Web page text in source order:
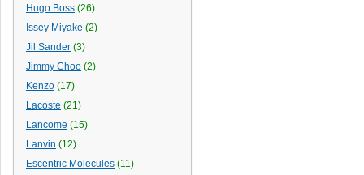
Elizabeth Arden
EM-MARIN
Emilio Pucci
Emper
ERA (4)
черн (1)
золото (1)
голубой
красн. (1)
син. (2)
100 шт.
пвх (4)
акрил
россия (10)
Hugo Boss (26)
Issey Miyake (2)
Jil Sander (3)
Jimmy Choo (2)
Kenzo (17)
Lacoste (21)
Lancome (15)
Lanvin (12)
Escentric Molecules (11)